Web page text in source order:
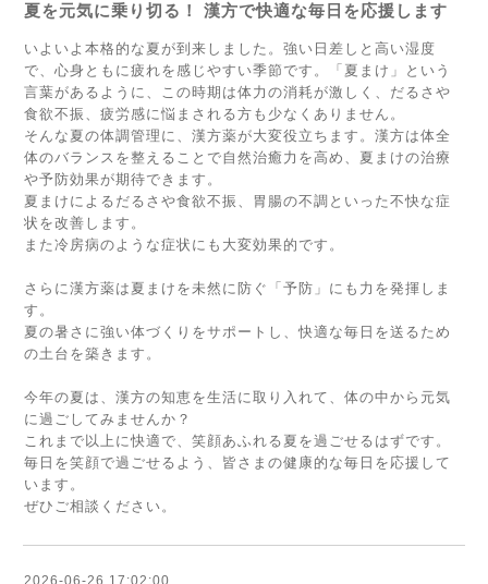
夏を元気に乗り切る！ 漢方で快適な毎日を応援します
いよいよ本格的な夏が到来しました。強い日差しと高い湿度
で、心身ともに疲れを感じやすい季節です。「夏まけ」という
言葉があるように、この時期は体力の消耗が激しく、だるさや
食欲不振、疲労感に悩まされる方も少なくありません。
そんな夏の体調管理に、漢方薬が大変役立ちます。漢方は体全
体のバランスを整えることで自然治癒力を高め、夏まけの治療
や予防効果が期待できます。
夏まけによるだるさや食欲不振、胃腸の不調といった不快な症
状を改善します。
また冷房病のような症状にも大変効果的です。
さらに漢方薬は夏まけを未然に防ぐ「予防」にも力を発揮しま
す。
夏の暑さに強い体づくりをサポートし、快適な毎日を送るため
の土台を築きます。
今年の夏は、漢方の知恵を生活に取り入れて、体の中から元気
に過ごしてみませんか？
これまで以上に快適で、笑顔あふれる夏を過ごせるはずです。
毎日を笑顔で過ごせるよう、皆さまの健康的な毎日を応援して
います。
ぜひご相談ください。
2026-06-26 17:02:00